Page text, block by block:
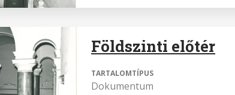
Földszinti előtér
TARTALOMTÍPUS
Dokumentum